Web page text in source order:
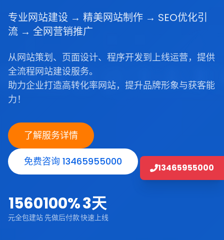
专业网站建设 → 精美网站制作 → SEO优化引
流 → 全网营销推广
从网站策划、页面设计、程序开发到上线运营，提供
全流程网站建设服务。
助力企业打造高转化率网站，提升品牌形象与获客能
力！
了解服务详情
免费咨询 13465955000
1560
元全包建站
100%
先做后付款
3天
快速上线
13465955000